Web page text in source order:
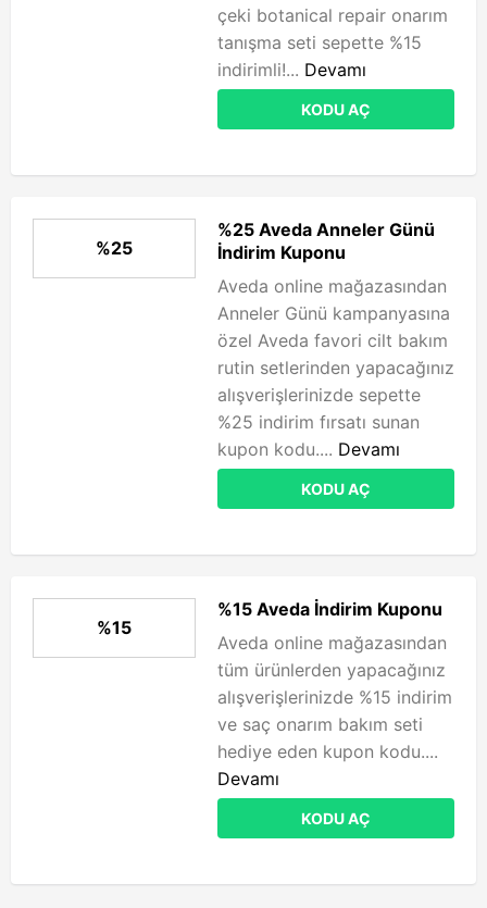
çeki botanical repair onarım
tanışma seti sepette %15
indirimli!... Devamı
KODU AÇ
%25
%25 Aveda Anneler Günü
İndirim Kuponu
Aveda online mağazasından
Anneler Günü kampanyasına
özel Aveda favori cilt bakım
rutin setlerinden yapacağınız
alışverişlerinizde sepette
%25 indirim fırsatı sunan
kupon kodu.... Devamı
KODU AÇ
%15
%15 Aveda İndirim Kuponu
Aveda online mağazasından
tüm ürünlerden yapacağınız
alışverişlerinizde %15 indirim
ve saç onarım bakım seti
hediye eden kupon kodu....
Devamı
KODU AÇ